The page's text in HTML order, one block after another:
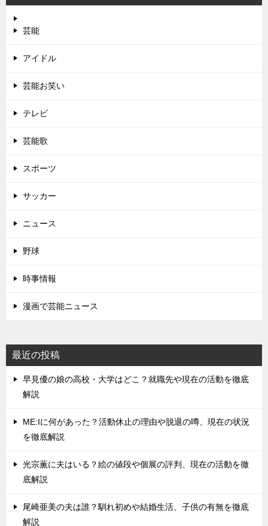
芸能
アイドル
芸能お笑い
テレビ
芸能歌
スポーツ
サッカー
ニュース
野球
時事情報
漫画で芸能ニュース
最近の投稿
早見優の娘の高校・大学はどこ？就職先や現在の活動を徹底
解説
ME:Iに何があった？活動休止の理由や脱退の噂、現在の状況
を徹底解説
光宗薫に夫はいる？絵の値段や個展の評判、現在の活動を徹
底解説
尾崎亜美の夫は誰？馴れ初めや結婚生活、子供の有無を徹底
解説